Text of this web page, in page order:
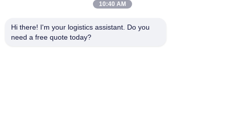
10:40 AM
Hi there! I'm your logistics assistant. Do you
need a free quote today?